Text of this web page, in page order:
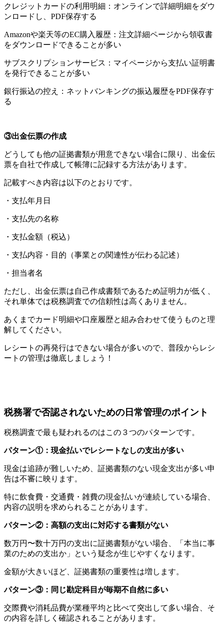
クレジットカードの利用明細：オンラインで詳細明細をダウ
ンロードし、PDF保存する
Amazonや楽天等のEC購入履歴：注文詳細ページから領収書
をダウンロードできることが多い
サブスクリプションサービス：マイページから支払い証明書
を発行できることが多い
銀行振込の控え：ネットバンキングの振込履歴をPDF保存す
る
③出金伝票の作成
どうしても他の証拠書類が用意できない場合に限り、出金伝
票を自社で作成して帳簿に記録する方法があります。
記載すべき内容は以下のとおりです。
・支払年月日
・支払先の名称
・支払金額（税込）
・支払内容・目的（事業との関連性が伝わる記述）
・担当者名
ただし、出金伝票は自己作成書類であるため証明力が低く、
それ単体では税務調査での信頼性は高くありません。
あくまでカード明細や口座履歴と組み合わせて使うものと理
解してください。
レシートの再発行はできない場合が多いので、普段からレシ
ートの管理は徹底しましょう！
税務署で否認されないための日常管理のポイント
税務調査で最も疑われるのはこの３つのパターンです。
パターン①：現金払いでレシートなしの支出が多い
現金は追跡が難しいため、証拠書類のない現金支出が多い申
告は不審に映ります。
特に飲食費・交通費・雑費の現金払いが連続している場合、
内容の説明を求められることがあります。
パターン②：高額の支出に対応する書類がない
数万円〜数十万円の支出に証拠書類がない場合、「本当に事
業のための支出か」という疑念が生じやすくなります。
金額が大きいほど、証拠書類の重要性は増します。
パターン③：同じ勘定科目が毎期不自然に多い
交際費や消耗品費が業種平均と比べて突出して多い場合、そ
の内容を詳しく確認されることがあります。